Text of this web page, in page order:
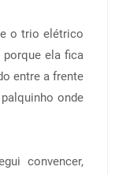
o trio elétrico
ela fica
entre a frente
onde
convencer,